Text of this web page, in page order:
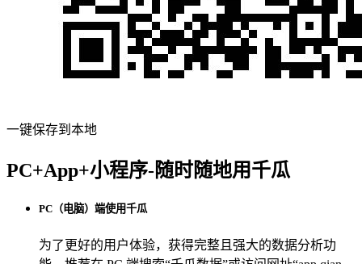
一键保存到本地
PC+App+小程序-随时随地用千瓜
PC（电脑）端使用千瓜
为了更好的用户体验，获得完整且强大的数据分析功